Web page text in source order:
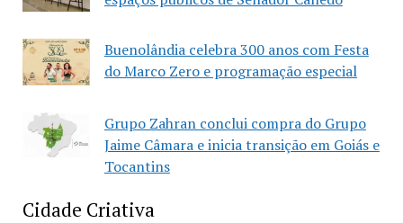
Buenolândia celebra 300 anos com Festa
do Marco Zero e programação especial
Grupo Zahran conclui compra do Grupo
Jaime Câmara e inicia transição em Goiás e
Tocantins
Cidade Criativa